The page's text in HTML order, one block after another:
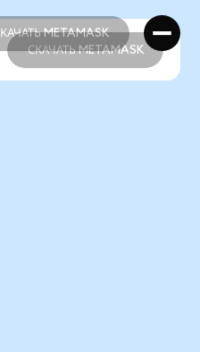
METAMASK
СКАЧАТЬ METAMASK
СКАЧАТЬ METAMASK